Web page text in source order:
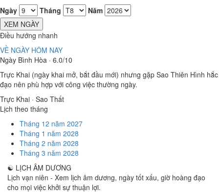
Ngày
Tháng
Năm
XEM NGÀY
Điều hướng nhanh
VỀ NGÀY HÔM NAY
Ngày Bình Hòa · 6.0/10
Trực Khai (ngày khai mở, bắt đầu mới) nhưng gặp Sao Thiên Hình hắc
đạo nên phù hợp với công việc thường ngày.
Trực Khai · Sao Thất
Lịch theo tháng
Tháng 12 năm 2027
Tháng 1 năm 2028
Tháng 2 năm 2028
Tháng 3 năm 2028
☯ LỊCH ÂM DƯƠNG
Lịch vạn niên - Xem lịch âm dương, ngày tốt xấu, giờ hoàng đạo
cho mọi việc khởi sự thuận lợi.